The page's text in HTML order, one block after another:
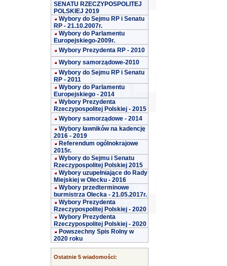
SENATU RZECZYPOSPOLITEJ
POLSKIEJ 2019
Wybory do Sejmu RP i Senatu
RP - 21.10.2007r.
Wybory do Parlamentu
Europejskiego-2009r.
Wybory Prezydenta RP - 2010
Wybory samorządowe-2010
Wybory do Sejmu RP i Senatu
RP - 2011
Wybory do Parlamentu
Europejskiego - 2014
Wybory Prezydenta
Rzeczypospolitej Polskiej - 2015
Wybory samorządowe - 2014
Wybory ławników na kadencję
2016 - 2019
Referendum ogólnokrajowe
2015r.
Wybory do Sejmu i Senatu
Rzeczypospolitej Polskiej 2015
Wybory uzupełniające do Rady
Miejskiej w Olecku - 2016
Wybory przedterminowe
burmistrza Olecka - 21.05.2017r.
Wybory Prezydenta
Rzeczypospolitej Polskiej - 2020
Wybory Prezydenta
Rzeczypospolitej Polskiej - 2020
Powszechny Spis Rolny w
2020 roku
Ostatnie 5 wiadomości: